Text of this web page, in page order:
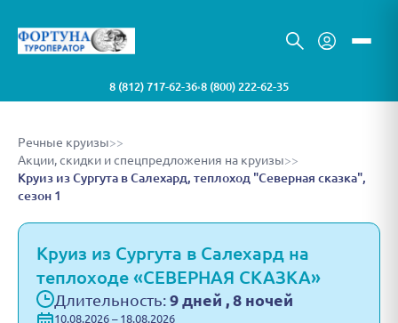
8 (812) 717-62-36•8 (800) 222-62-35
Речные круизы>>
Акции, скидки и спецпредложения на круизы>>
Круиз из Сургута в Салехард, теплоход "Северная сказка",
сезон 1
Круиз из Сургута в Салехард на
теплоходе «СЕВЕРНАЯ СКАЗКА»
Длительность: 9 дней , 8 ночей
10.08.2026 – 18.08.2026